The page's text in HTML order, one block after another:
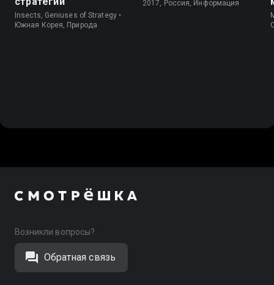
Insects, Geniuses of Strategy •
Южная Корея, Природа
2017, Россия, Информация
Возникли вопросы?
Обратная связь